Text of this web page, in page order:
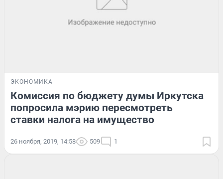
ЭКОНОМИКА
Комиссия по бюджету думы Иркутска
попросила мэрию пересмотреть
ставки налога на имущество
26 ноября, 2019, 14:58 509 1